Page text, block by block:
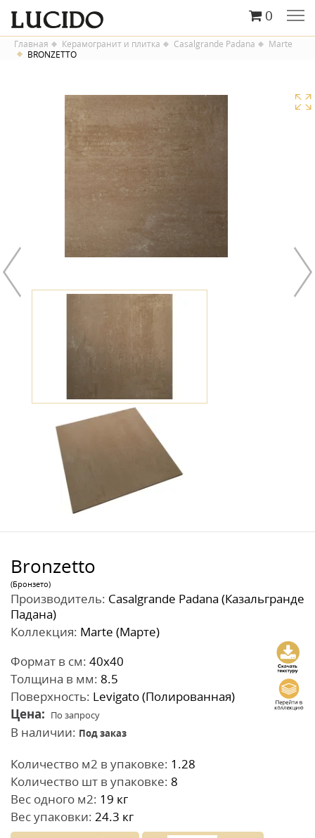
0
Главная Керамогранит и плитка Casalgrande Padana
Marte
BRONZETTO
Bronzetto
(Бронзето)
Производитель: Casalgrande Padana (Казальгранде
Падана)
Коллекция: Marte (Марте)
Формат в см: 40x40
Толщина в мм: 8.5
Поверхность: Levigato (Полированная)
Цена: По запросу
В наличии: Под заказ
Количество м2 в упаковке: 1.28
Количество шт в упаковке: 8
Вес одного м2: 19 кг
Вес упаковки: 24.3 кг